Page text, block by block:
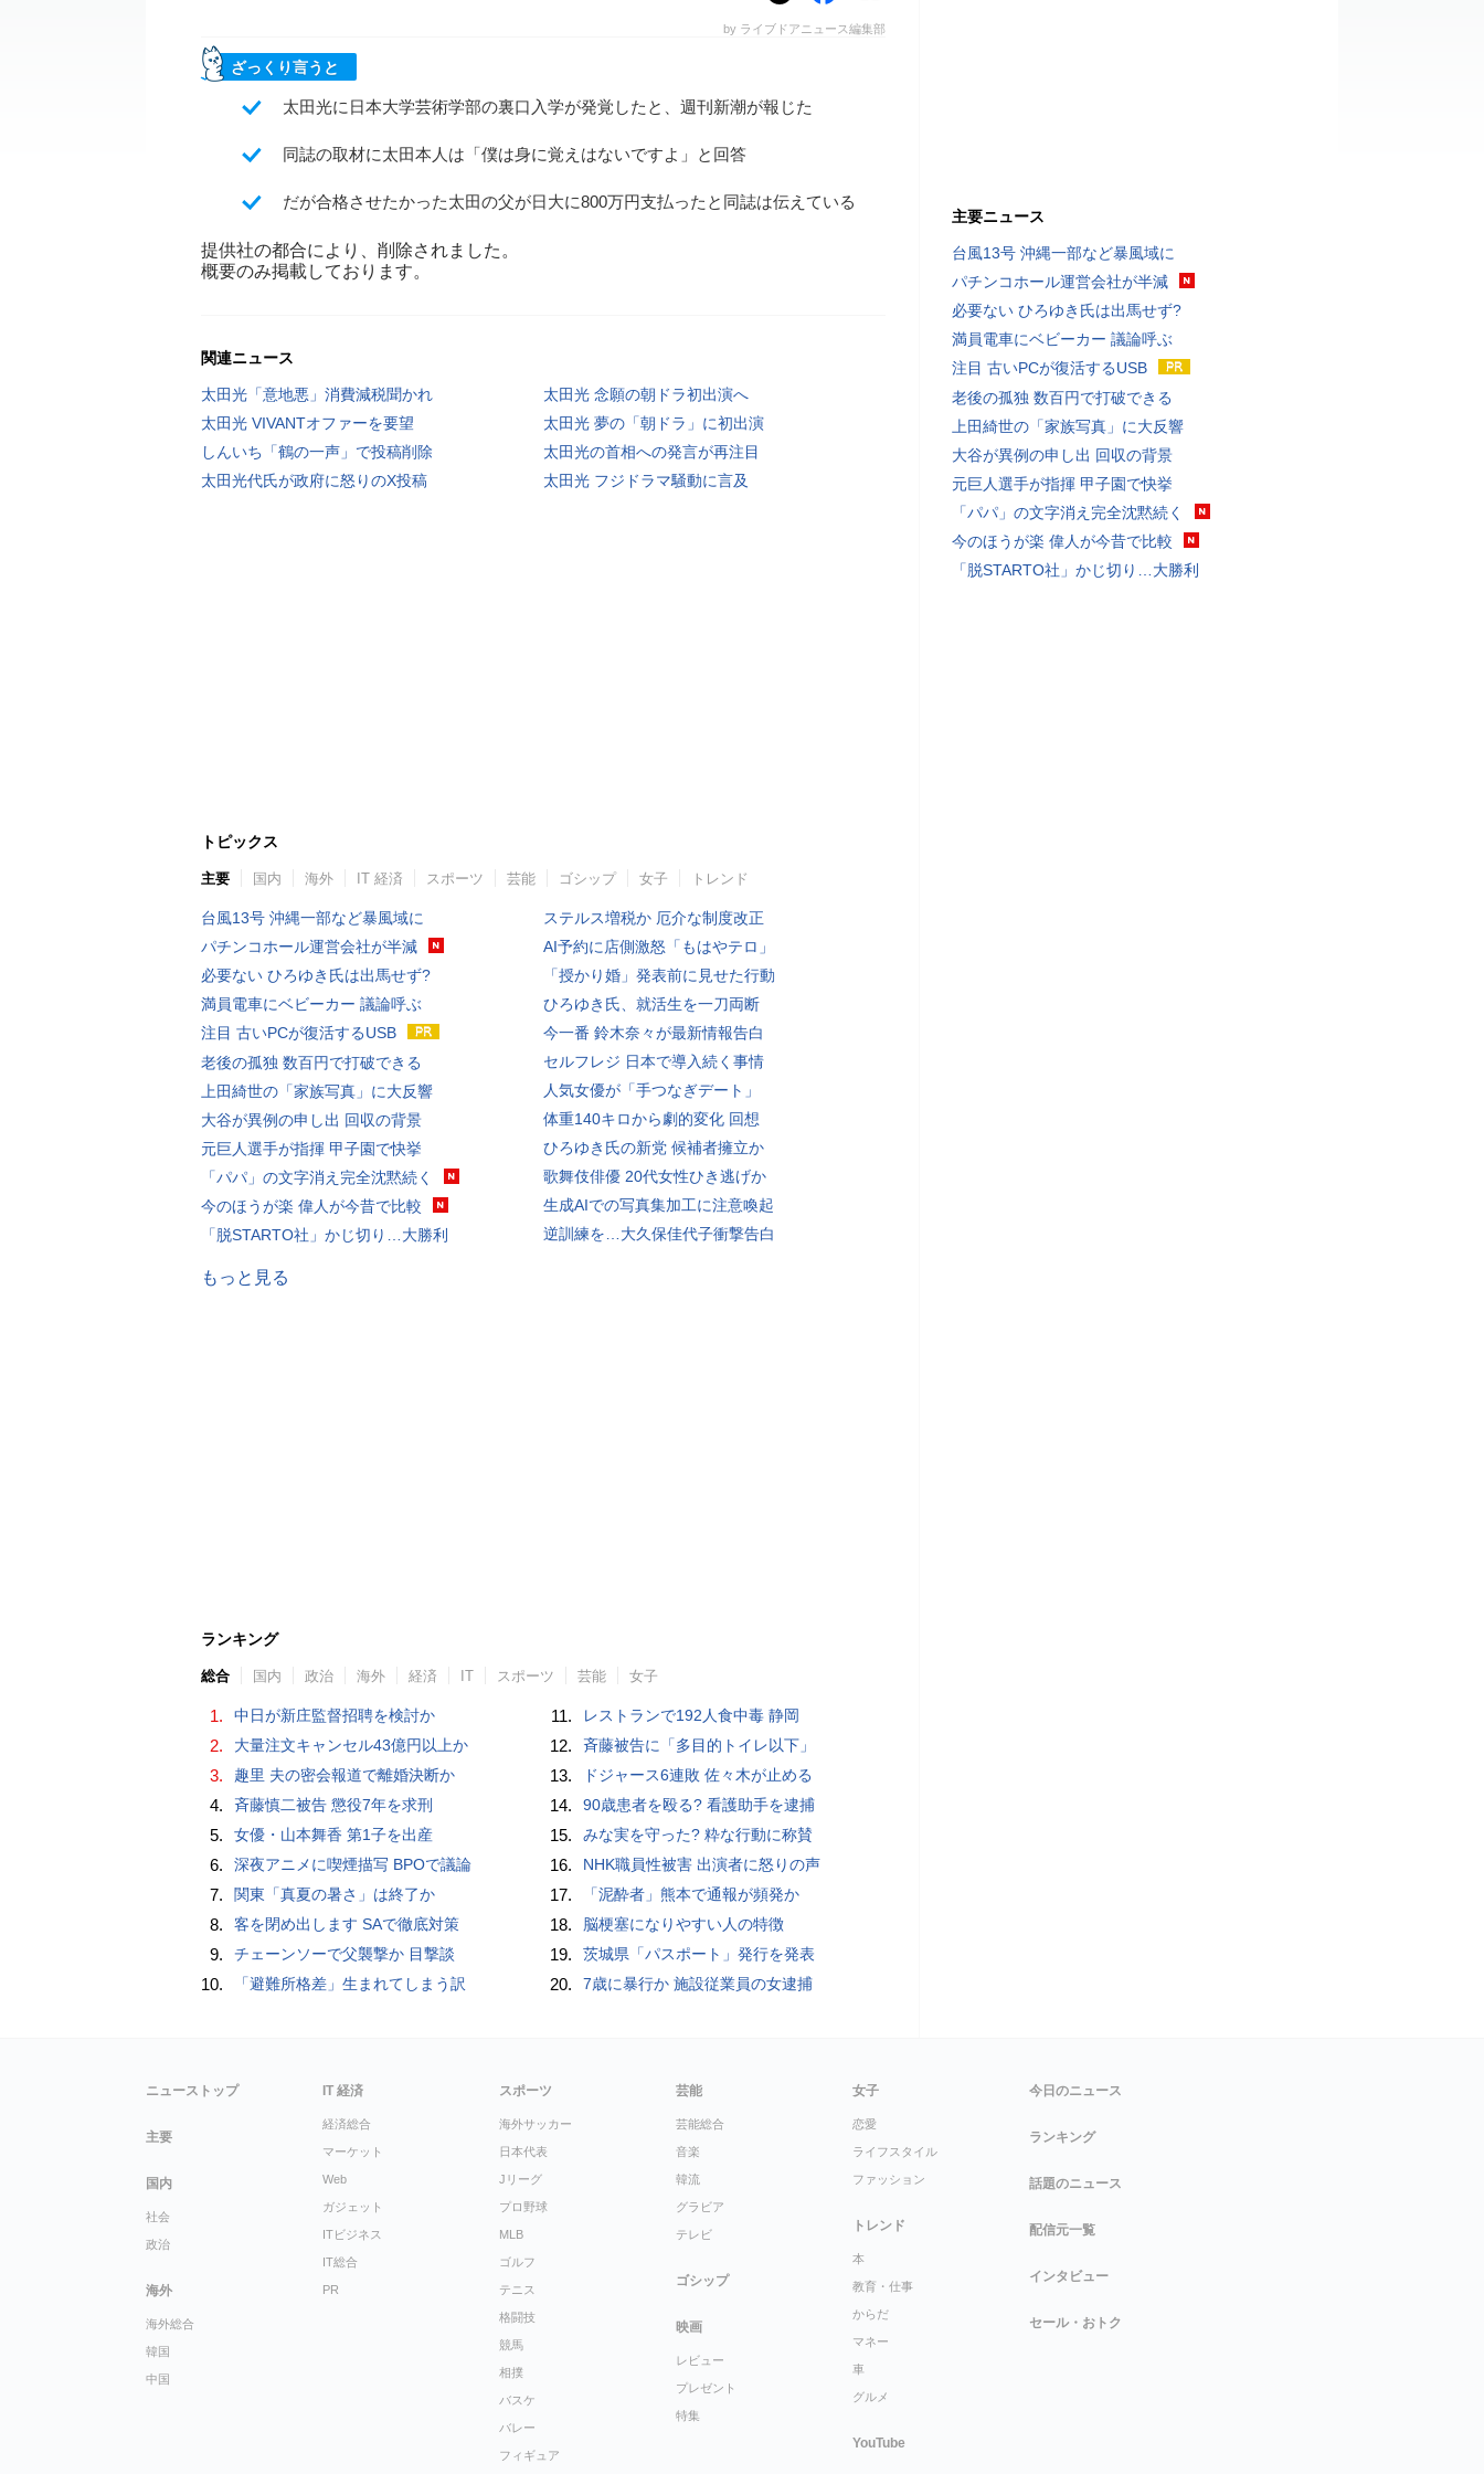
by ライブドアニュース編集部
ざっくり言うと
太田光に日本大学芸術学部の裏口入学が発覚したと、週刊新潮が報じた
同誌の取材に太田本人は「僕は身に覚えはないですよ」と回答
だが合格させたかった太田の父が日大に800万円支払ったと同誌は伝えている
提供社の都合により、削除されました。
概要のみ掲載しております。
関連ニュース
太田光「意地悪」消費減税聞かれ
太田光 念願の朝ドラ初出演へ
太田光 VIVANTオファーを要望
太田光 夢の「朝ドラ」に初出演
しんいち「鶴の一声」で投稿削除
太田光の首相への発言が再注目
太田光代氏が政府に怒りのX投稿
太田光 フジドラマ騒動に言及
トピックス
主要 国内 海外 IT 経済 スポーツ 芸能 ゴシップ 女子 トレンド
台風13号 沖縄一部など暴風域に
パチンコホール運営会社が半減
必要ない ひろゆき氏は出馬せず?
満員電車にベビーカー 議論呼ぶ
注目 古いPCが復活するUSB
老後の孤独 数百円で打破できる
上田綺世の「家族写真」に大反響
大谷が異例の申し出 回収の背景
元巨人選手が指揮 甲子園で快挙
「パパ」の文字消え完全沈黙続く
今のほうが楽 偉人が今昔で比較
「脱STARTO社」かじ切り…大勝利
ステルス増税か 厄介な制度改正
AI予約に店側激怒「もはやテロ」
「授かり婚」発表前に見せた行動
ひろゆき氏、就活生を一刀両断
今一番 鈴木奈々が最新情報告白
セルフレジ 日本で導入続く事情
人気女優が「手つなぎデート」
体重140キロから劇的変化 回想
ひろゆき氏の新党 候補者擁立か
歌舞伎俳優 20代女性ひき逃げか
生成AIでの写真集加工に注意喚起
逆訓練を…大久保佳代子衝撃告白
もっと見る
ランキング
総合 国内 政治 海外 経済 IT スポーツ 芸能 女子
1. 中日が新庄監督招聘を検討か
2. 大量注文キャンセル43億円以上か
3. 趣里 夫の密会報道で離婚決断か
4. 斉藤慎二被告 懲役7年を求刑
5. 女優・山本舞香 第1子を出産
6. 深夜アニメに喫煙描写 BPOで議論
7. 関東「真夏の暑さ」は終了か
8. 客を閉め出します SAで徹底対策
9. チェーンソーで父襲撃か 目撃談
10. 「避難所格差」生まれてしまう訳
11. レストランで192人食中毒 静岡
12. 斉藤被告に「多目的トイレ以下」
13. ドジャース6連敗 佐々木が止める
14. 90歳患者を殴る? 看護助手を逮捕
15. みな実を守った? 粋な行動に称賛
16. NHK職員性被害 出演者に怒りの声
17. 「泥酔者」熊本で通報が頻発か
18. 脳梗塞になりやすい人の特徴
19. 茨城県「パスポート」発行を発表
20. 7歳に暴行か 施設従業員の女逮捕
主要ニュース
台風13号 沖縄一部など暴風域に
パチンコホール運営会社が半減
必要ない ひろゆき氏は出馬せず?
満員電車にベビーカー 議論呼ぶ
注目 古いPCが復活するUSB
老後の孤独 数百円で打破できる
上田綺世の「家族写真」に大反響
大谷が異例の申し出 回収の背景
元巨人選手が指揮 甲子園で快挙
「パパ」の文字消え完全沈黙続く
今のほうが楽 偉人が今昔で比較
「脱STARTO社」かじ切り…大勝利
ニューストップ
主要
国内
社会
政治
海外
海外総合
韓国
中国
IT 経済
経済総合
マーケット
Web
ガジェット
ITビジネス
IT総合
PR
スポーツ
海外サッカー
日本代表
Jリーグ
プロ野球
MLB
ゴルフ
テニス
格闘技
競馬
相撲
バスケ
バレー
フィギュア
芸能
芸能総合
音楽
韓流
グラビア
テレビ
ゴシップ
映画
レビュー
プレゼント
特集
女子
恋愛
ライフスタイル
ファッション
トレンド
本
教育・仕事
からだ
マネー
車
グルメ
YouTube
今日のニュース
ランキング
話題のニュース
配信元一覧
インタビュー
セール・おトク